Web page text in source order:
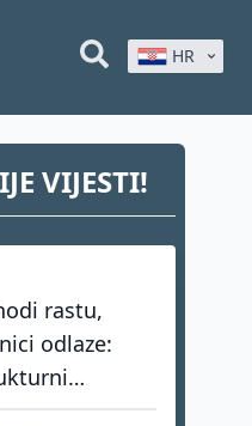
HR
VIJESTI!
rastu,
odlaze: